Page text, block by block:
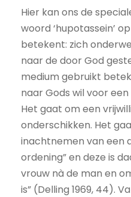
Hier kan ons de
woord ‘hupotassein’
betekent: zich
naar de door God
medium gebruikt
naar Gods wil voor
Het gaat om een
onderschikken. Het
inachtnemen van een
ordening” en deze is
vrouw nà de man en
is” (Delling 1969, 44).